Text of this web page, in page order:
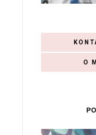
O